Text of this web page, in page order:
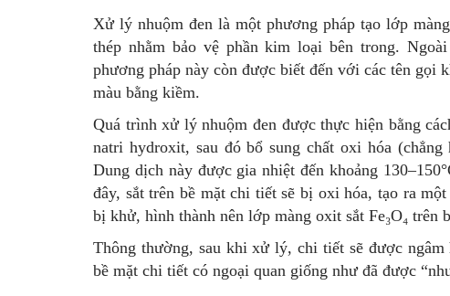
Xử lý nhuộm đen là một phương pháp tạo lớp
thép nhằm bảo vệ phần kim loại bên trong.
phương pháp này còn được biết đến với các tên
màu bằng kiềm.
Quá trình xử lý nhuộm đen được thực hiện bằng
natri hydroxit, sau đó bổ sung chất oxi hóa
Dung dịch này được gia nhiệt đến khoảng
đây, sắt trên bề mặt chi tiết sẽ bị oxi hóa, tạo ra
bị khử, hình thành nên lớp màng oxit sắt Fe₃O₄ trên
Thông thường, sau khi xử lý, chi tiết sẽ được
bề mặt chi tiết có ngoại quan giống như đã được